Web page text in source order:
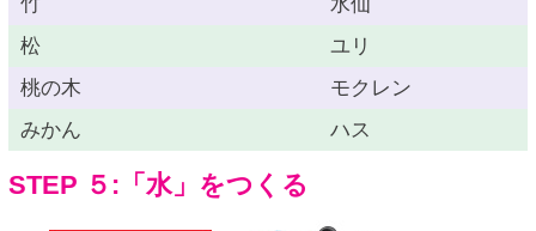
松
ユリ
桃の木
モクレン
みかん
ハス
STEP ５:「水」をつくる